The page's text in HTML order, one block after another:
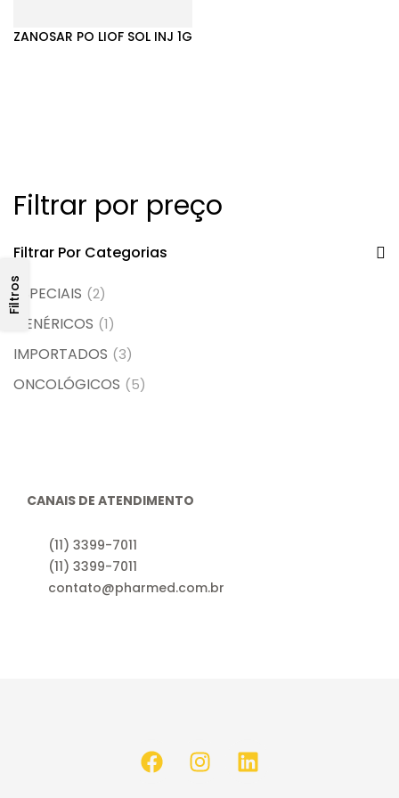
Filtrar por preço
Filtrar Por Categorias
ESPECIAIS (2)
GENÉRICOS (1)
IMPORTADOS (3)
ONCOLÓGICOS (5)
Filtros
ZANOSAR PO LIOF SOL INJ 1G
CANAIS DE ATENDIMENTO
(11) 3399-7011
(11) 3399-7011
contato@pharmed.com.br